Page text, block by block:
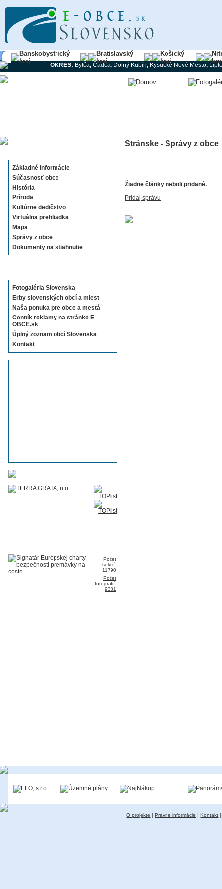
Banskobystrický
kraj
Bratislavský
kraj
Košický
kraj
OKRES: Bytča, Čadca, Dolný Kubín, Kysucké Nové Mesto,
Základné informácie
Súčasnosť obce
História
Príroda
Kultúrne dedičstvo
Virtuálna prehliadka
Mapa
Správy z obce
Dokumenty na stiahnutie
Fotogaléria Slovenska
Erby slovenských obcí a miest
Naša ponuka pre obce a mestá
Cenník reklamy na stránke E-
OBCE.sk
Úplný zoznam obcí Slovenska
Kontakt
Počet
sekcií:
11790
Počet
fotografií:
9381
Stránske - Správy z obce
Žiadne články neboli pridané.
Pridaj správu
O projekte |Právne informácie |Kontakt